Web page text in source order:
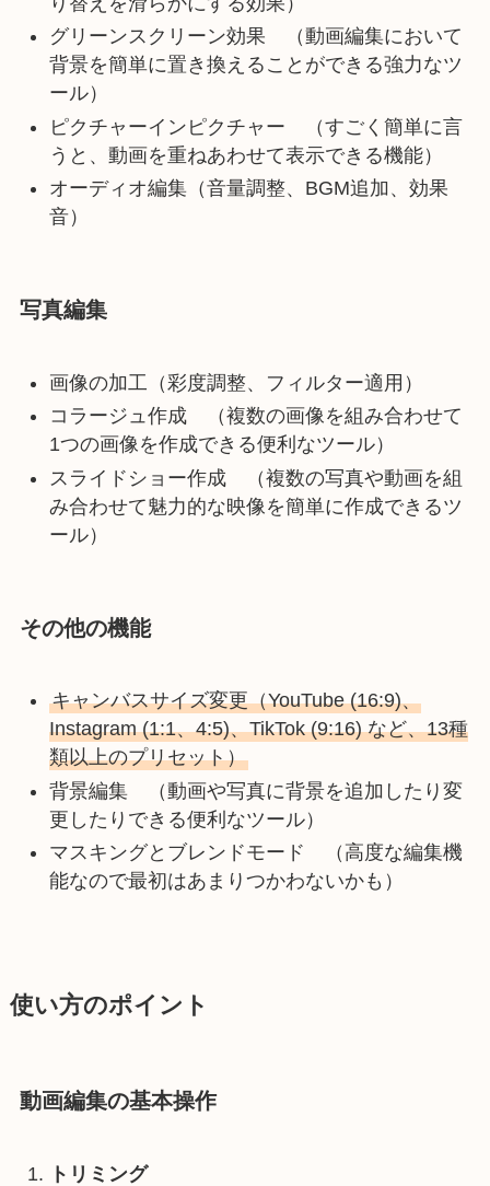
グリーンスクリーン効果 （動画編集において
背景を簡単に置き換えることができる強力なツ
ール）
ピクチャーインピクチャー （すごく簡単に言
うと、動画を重ねあわせて表示できる機能）
オーディオ編集（音量調整、BGM追加、効果
音）
写真編集
画像の加工（彩度調整、フィルター適用）
コラージュ作成 （複数の画像を組み合わせて
1つの画像を作成できる便利なツール）
スライドショー作成 （複数の写真や動画を組
み合わせて魅力的な映像を簡単に作成できるツ
ール）
その他の機能
キャンバスサイズ変更（YouTube (16:9)、
Instagram (1:1、4:5)、TikTok (9:16) など、13種
類以上のプリセット）
背景編集 （動画や写真に背景を追加したり変
更したりできる便利なツール）
マスキングとブレンドモード （高度な編集機
能なので最初はあまりつかわないかも）
使い方のポイント
動画編集の基本操作
トリミング